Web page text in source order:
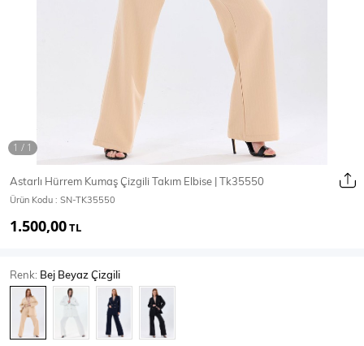
Mont & Kaban Yağmurluk
T-Shirt
Body Atlet
Astarlı Hürrem Kumaş Çizgili Takım Elbise | Tk35550
Ürün Kodu : SN-TK35550
1.500,00TL
Renk: Bej Beyaz Çizgili